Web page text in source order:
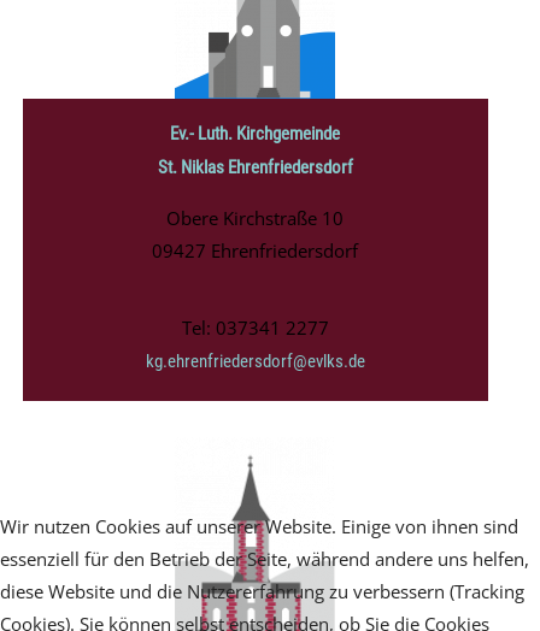
Ev.- Luth. Kirchgemeinde
St. Niklas Ehrenfriedersdorf
Obere Kirchstraße 10
09427 Ehrenfriedersdorf
Tel: 037341 2277
kg.ehrenfriedersdorf@evlks.de
Wir nutzen Cookies auf unserer Website. Einige von ihnen sind
essenziell für den Betrieb der Seite, während andere uns helfen,
diese Website und die Nutzererfahrung zu verbessern (Tracking
Cookies). Sie können selbst entscheiden, ob Sie die Cookies